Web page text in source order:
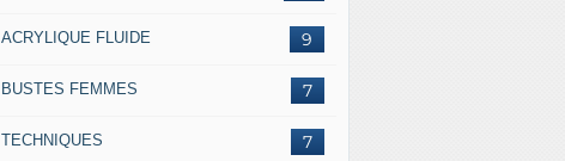
9
ACRYLIQUE FLUIDE
7
BUSTES FEMMES
7
TECHNIQUES